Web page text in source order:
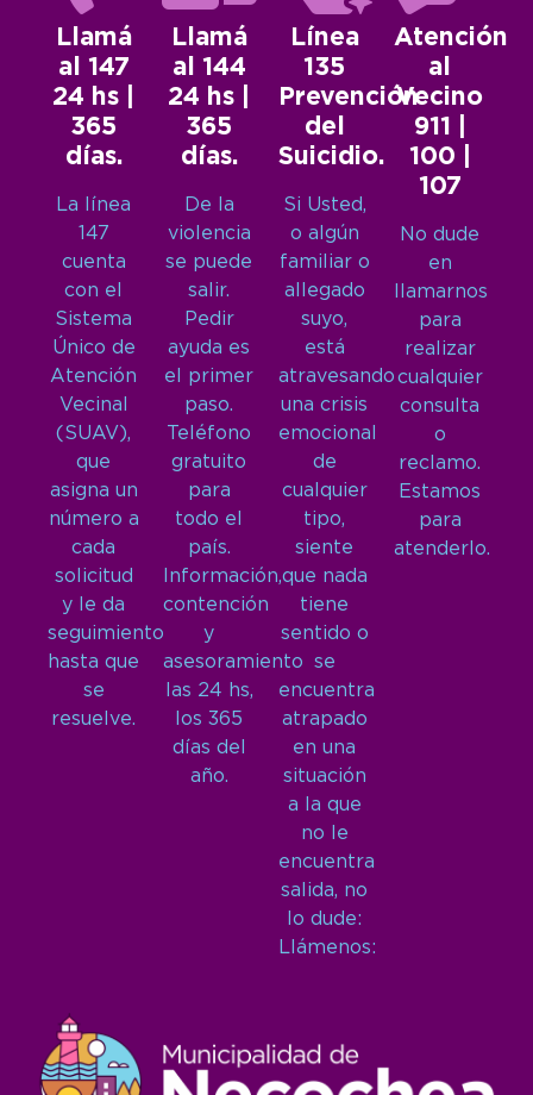
Llamá
al 147
24 hs |
365
días.
La línea
147
cuenta
con el
Sistema
Único de
Atención
Vecinal
(SUAV),
que
asigna un
número a
cada
solicitud
y le da
seguimiento
hasta que
se
resuelve.
Llamá
al 144
24 hs |
365
días.
De la
violencia
se puede
salir.
Pedir
ayuda es
el primer
paso.
Teléfono
gratuito
para
todo el
país.
Información,
contención
y
asesoramiento
las 24 hs,
los 365
días del
año.
Línea
135
Prevención
del
Suicidio.
Si Usted,
o algún
familiar o
allegado
suyo,
está
atravesando
una crisis
emocional
de
cualquier
tipo,
siente
que nada
tiene
sentido o
se
encuentra
atrapado
en una
situación
a la que
no le
encuentra
salida, no
lo dude:
Llámenos:
Atención
al
Vecino
911 |
100 |
107
No dude
en
llamarnos
para
realizar
cualquier
consulta
o
reclamo.
Estamos
para
atenderlo.